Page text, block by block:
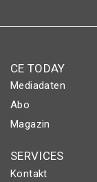
CE TODAY
Mediadaten
Abo
Magazin
SERVICES
Kontakt